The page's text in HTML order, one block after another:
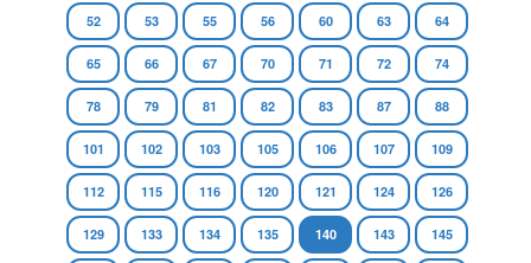
52 53 55 56 60 63 64
65 66 67 70 71 72 74
78 79 81 82 83 87 88
101 102 103 105 106 107 109
112 115 116 120 121 124 126
129 133 134 135 140 143 145